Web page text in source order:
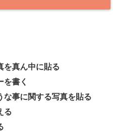
真ん中に貼る
書く
事に関する写真を貼る
る